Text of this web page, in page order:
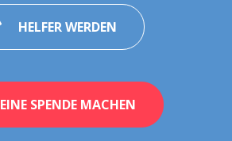
HELFER WERDEN
EINE SPENDE MACHEN